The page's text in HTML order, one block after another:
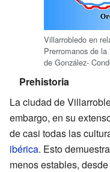
Villarrobledo en
Prerromanos de la
de González-
Prehistoria
La ciudad de
embargo, en su
de casi todas las
ibérica. Esto
menos estables,